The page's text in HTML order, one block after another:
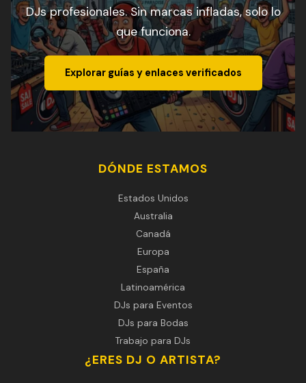
DJs profesionales. Sin marcas infladas, solo lo
que funciona.
Explorar guías y enlaces verificados
DÓNDE ESTAMOS
Estados Unidos
Australia
Canadá
Europa
España
Latinoamérica
DJs para Eventos
DJs para Bodas
Trabajo para DJs
¿ERES DJ O ARTISTA?